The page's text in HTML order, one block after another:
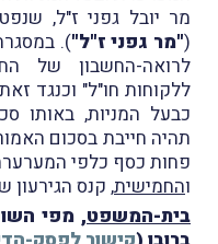
מר יובל גפני ז"ל,
("מר גפני ז"ל").
לרואה-החשבון של
ללקוחות חו"ל" וכנגד
כבעל המניות, באותו
תהיה חייבת בסכום
פחות כסף כלפי
והחמישית, קנס
בית-המשפט, מפי